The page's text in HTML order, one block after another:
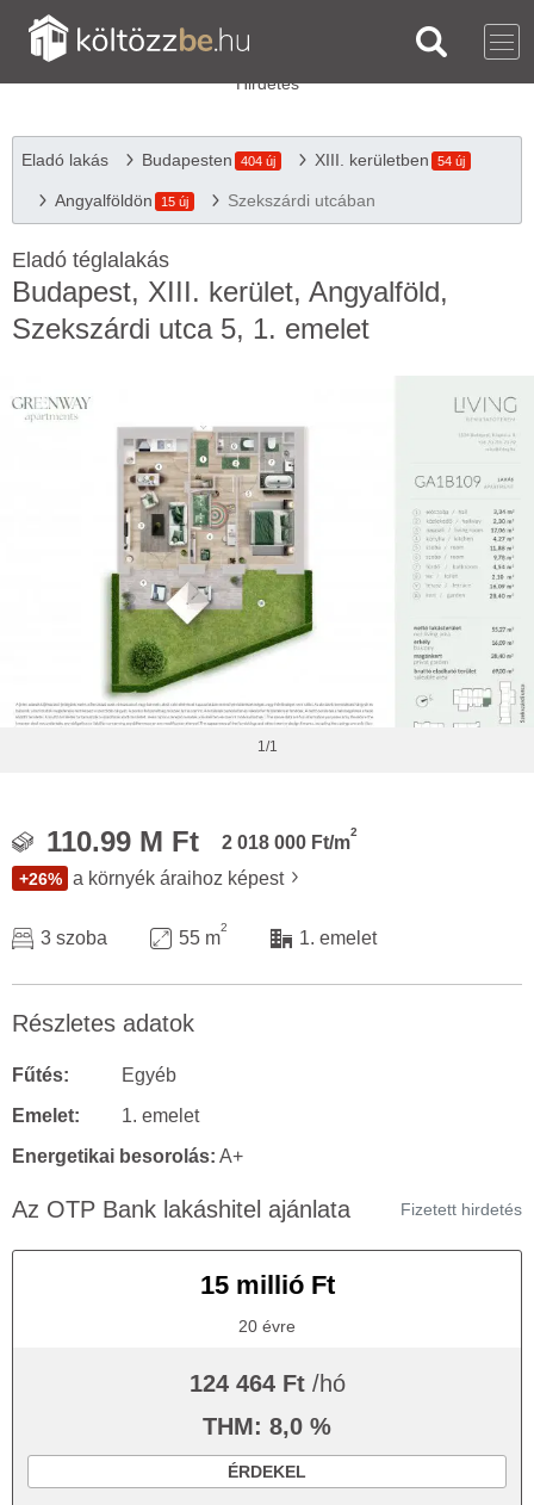
Eladó lakás Budapesten 404 új XIII. kerületben 54 új
Angyalföldön 15 új Szekszárdi utcában
Eladó téglalakás
Budapest, XIII. kerület, Angyalföld,
Szekszárdi utca 5, 1. emelet
1/1
110.99 M Ft 2 018 000 Ft/m
2
+26% a környék áraihoz képest
3 szoba 55 m
2
1. emelet
Részletes adatok
Fűtés:
Egyéb
Emelet:
1. emelet
Energetikai besorolás: A+
Az OTP Bank lakáshitel ajánlata Fizetett hirdetés
15 millió Ft
20 évre
124 464 Ft /hó
THM: 8,0 %
ÉRDEKEL